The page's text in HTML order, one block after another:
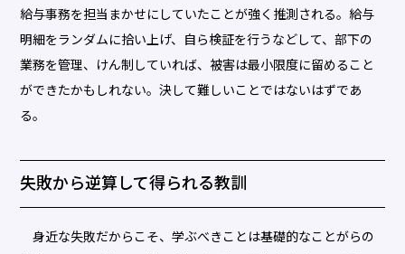
給与事務を担当まかせにしていたことが強く推測される。給与
明細をランダムに拾い上げ、自ら検証を行うなどして、部下の
業務を管理、けん制していれば、被害は最小限度に留めること
ができたかもしれない。決して難しいことではないはずであ
る。
失敗から逆算して得られる教訓
身近な失敗だからこそ、学ぶべきことは基礎的なことがらの